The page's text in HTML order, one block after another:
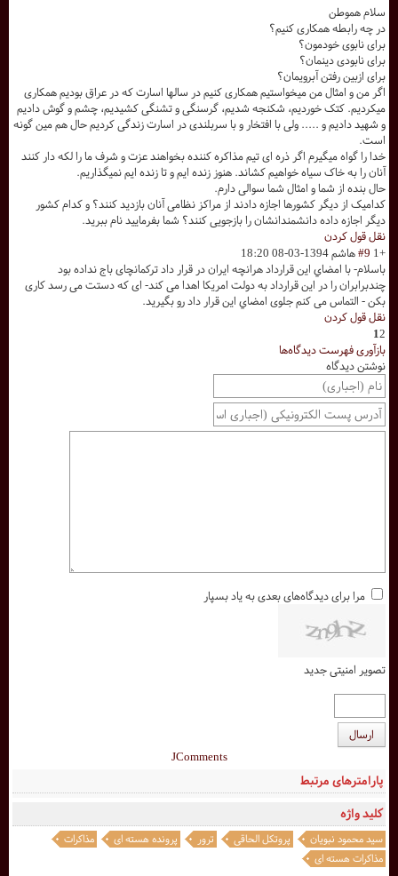
کلید واژه
سید محمود نبویان پروتکل الحاقی ترور پرونده هسته ای
مذاکرات
مذاکرات هسته ای
پارامترهای مرتبط
سلام هموطن
در چه رابطه همکاری کنیم؟
برای نابوی خودمون؟
برای نابودی دینمان؟
برای ازبین رفتن آبرویمان؟
اگر من و امثال من میخواستیم همکاری کنیم در سالها اسارت که در عراق بودیم همکاری
میکردیم. کتک خوردیم، شکنجه شدیم، گرسنگی و تشنگی کشیدیم، چشم و گوش دادیم
و شهید دادیم و ..... ولی با افتخار و با سربلندی در اسارت زندگی کردیم حال هم مین گونه
است.
خدا را گواه میگیرم اگر ذره ای تیم مذاکره کننده بخواهند عزت و شرف ما را لکه دار کنند
آنان را به خاک سیاه خواهیم کشاند. هنوز زنده ایم و تا زنده ایم نمیگذاریم.
حال بنده از شما و امثال شما سوالی دارم.
کدامیک از دیگر کشورها اجازه دادند از مراکز نظامی آنان بازدید کنند؟ و کدام کشور
دیگر اجازه داده دانشمندانشان را بازجویی کنند؟ شما بفرمایید نام ببرید.
نقل قول کردن
+1
#9هاشم1394-03-08 18:20
باسلام- با امضاي این قرارداد هرانچه ایران در قرار داد ترکمانچای باج نداده بود
چندبرابران را در این قرارداد به دولت امریکا اهدا می کند- ای که دستت می رسد کاری
بکن - التماس می کنم جلوی امضاي این قرار داد رو بگیرید.
نقل قول کردن
12
بازآوری فهرست دیدگاه‌ها
نوشتن دیدگاه
مرا برای دیدگاه‌های بعدی به یاد بسپار
تصویر امنیتی جدید
ارسال
JComments